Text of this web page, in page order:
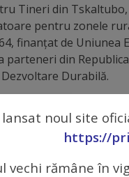
Tineri din
pentru zonele
finanțat de Uniunea
din
Durabilă.
noul site
https://
vechi rămâne în